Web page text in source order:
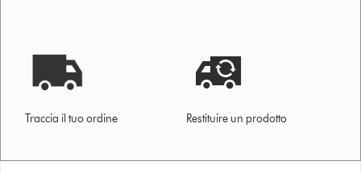
Traccia il tuo ordine Restituire un prodotto